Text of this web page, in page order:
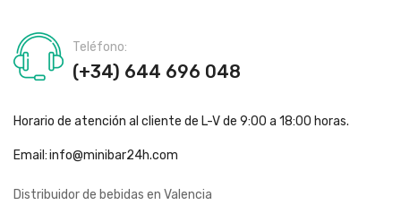
Teléfono:
(+34) 644 696 048
Horario de atención al cliente de L-V de 9:00 a 18:00 horas.
Email:info@minibar24h.com
Distribuidor de bebidas en Valencia